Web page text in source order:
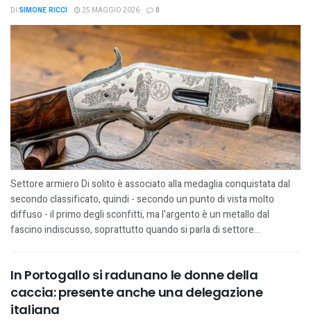
DI SIMONE RICCI 25 MAGGIO 2026 0
Settore armiero Di solito è associato alla medaglia conquistata dal
secondo classificato, quindi - secondo un punto di vista molto
diffuso - il primo degli sconfitti, ma l'argento è un metallo dal
fascino indiscusso, soprattutto quando si parla di settore...
In Portogallo si radunano le donne della
caccia: presente anche una delegazione
italiana